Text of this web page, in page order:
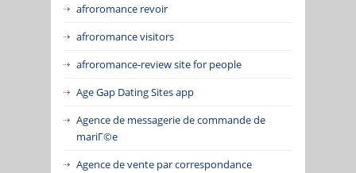
afroromance revoir
afroromance visitors
afroromance-review site for people
Age Gap Dating Sites app
Agence de messagerie de commande de
mariГ©e
Agence de vente par correspondance